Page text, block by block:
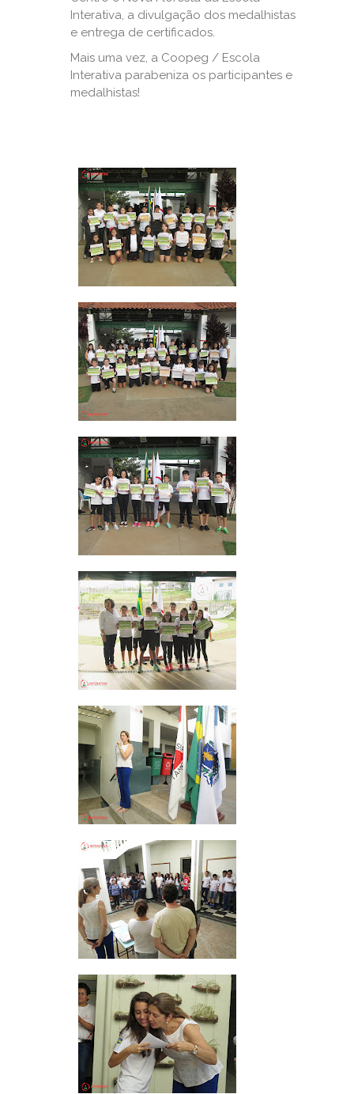
Interativa, a divulgação dos medalhistas
e entrega de certificados.
Mais uma vez, a Coopeg / Escola
Interativa parabeniza os participantes e
medalhistas!